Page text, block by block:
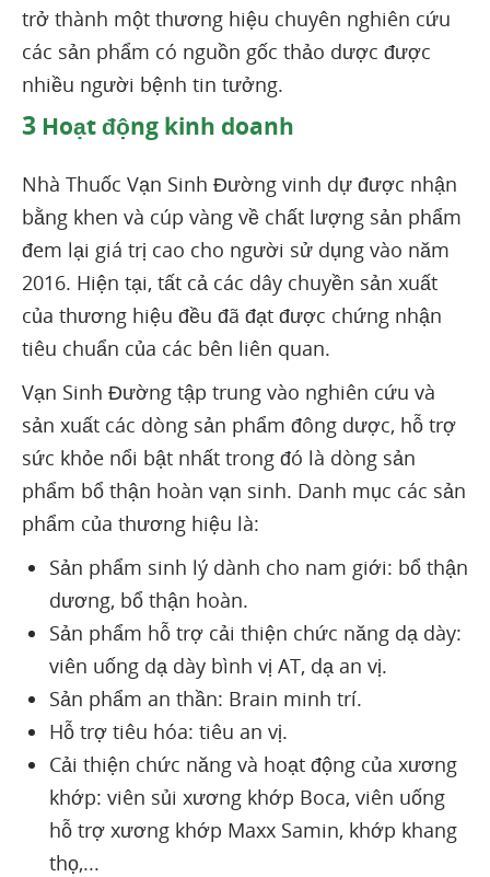
trở thành một thương hiệu chuyên nghiên cứu
các sản phẩm có nguồn gốc thảo dược được
nhiều người bệnh tin tưởng.
3 Hoạt động kinh doanh
Nhà Thuốc Vạn Sinh Đường vinh dự được nhận
bằng khen và cúp vàng về chất lượng sản phẩm
đem lại giá trị cao cho người sử dụng vào năm
2016. Hiện tại, tất cả các dây chuyền sản xuất
của thương hiệu đều đã đạt được chứng nhận
tiêu chuẩn của các bên liên quan.
Vạn Sinh Đường tập trung vào nghiên cứu và
sản xuất các dòng sản phẩm đông dược, hỗ trợ
sức khỏe nổi bật nhất trong đó là dòng sản
phẩm bổ thận hoàn vạn sinh. Danh mục các sản
phẩm của thương hiệu là:
Sản phẩm sinh lý dành cho nam giới: bổ thận
dương, bổ thận hoàn.
Sản phẩm hỗ trợ cải thiện chức năng dạ dày:
viên uống dạ dày bình vị AT, dạ an vị.
Sản phẩm an thần: Brain minh trí.
Hỗ trợ tiêu hóa: tiêu an vị.
Cải thiện chức năng và hoạt động của xương
khớp: viên sủi xương khớp Boca, viên uống
hỗ trợ xương khớp Maxx Samin, khớp khang
thọ,...